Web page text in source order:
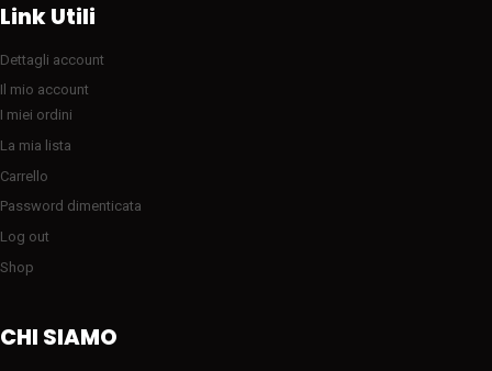
Link Utili
Dettagli account
Il mio account
I miei ordini
La mia lista
Carrello
Password dimenticata
Log out
Shop
CHI SIAMO